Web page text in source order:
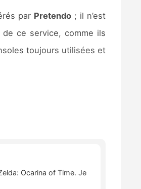
par Pretendo ; il n’est
ce service, comme ils
toujours utilisées et
Ocarina of Time. Je